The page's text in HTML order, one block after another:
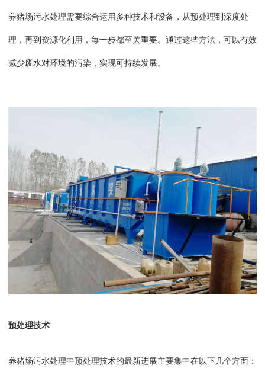
养猪场污水处理需要综合运用多种技术和设备，从预处理到深度处
理，再到资源化利用，每一步都至关重要。通过这些方法，可以有效
减少废水对环境的污染，实现可持续发展。
预处理技术
养猪场污水处理中预处理技术的最新进展主要集中在以下几个方面：